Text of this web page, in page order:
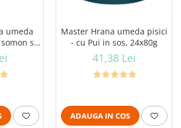
umeda
si
Master Hrana umeda pisici
- cu Pui in sos, 24x80g
41,38 Lei
ADAUGA IN COS